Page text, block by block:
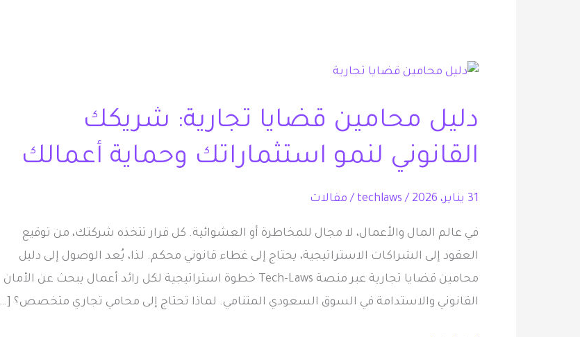
دليل محامين قضايا تجارية: شريكك
القانوني لنمو استثماراتك وحماية أعمالك
31 يناير، 2026 /
techlaws
/ مقالات
في عالم المال والأعمال، لا مجال للمخاطرة أو العشوائية. كل قرار تتخذه شركتك، من توقيع
العقود إلى الشراكات الاستراتيجية، يحتاج إلى غطاء قانوني محكم. لذا، يُعد الوصول إلى دليل
محامين قضايا تجارية عبر منصة Tech-Laws خطوة استراتيجية لكل رائد أعمال يبحث عن الأمان
القانوني والاستدامة في السوق السعودي المتنامي. لماذا تحتاج إلى محامي تجاري متخصص؟ […]
دليل
قضايا
شريكك
استثماراتك
وحماية
أعمالك